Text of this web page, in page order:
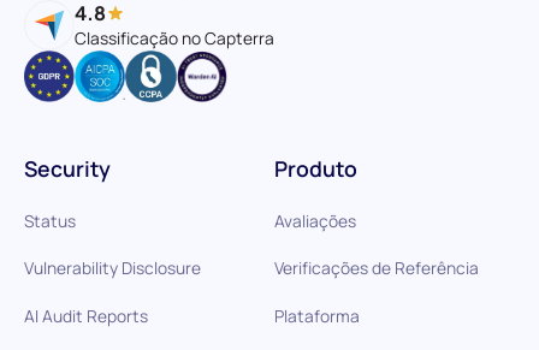
4.8
Classificação no Capterra
Produto
Avaliações
Verificações de Referência
Plataforma
Security
Status
Vulnerability Disclosure
AI Audit Reports